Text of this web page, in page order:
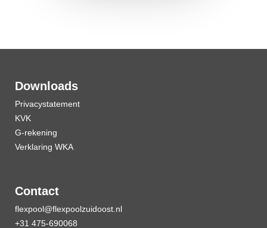
Downloads
Privacystatement
KVK
G-rekening
Verklaring WKA
Contact
flexpool@flexpoolzuidoost.nl
+31 475-690068